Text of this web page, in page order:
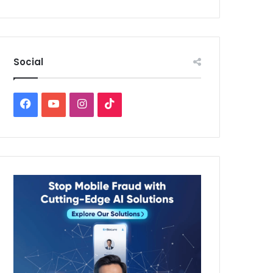
Social
Facebook
YouTubeInstagram